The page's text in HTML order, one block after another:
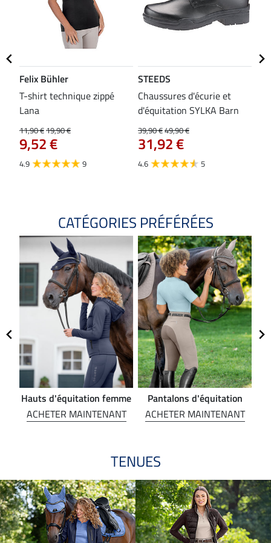
Felix Bühler
T-shirt technique zippé
Lana
11,90 €19,90 €
9,52 €
4.9 9
STEEDS
Chaussures d'écurie et
d'équitation SYLKA Barn
39,90 €49,90 €
31,92 €
4.6 5
CATÉGORIES PRÉFÉRÉES
Hauts d'équitation femme
ACHETER MAINTENANT
Pantalons d'équitation
ACHETER MAINTENANT
TENUES